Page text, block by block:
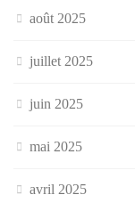
août 2025
juillet 2025
juin 2025
mai 2025
avril 2025